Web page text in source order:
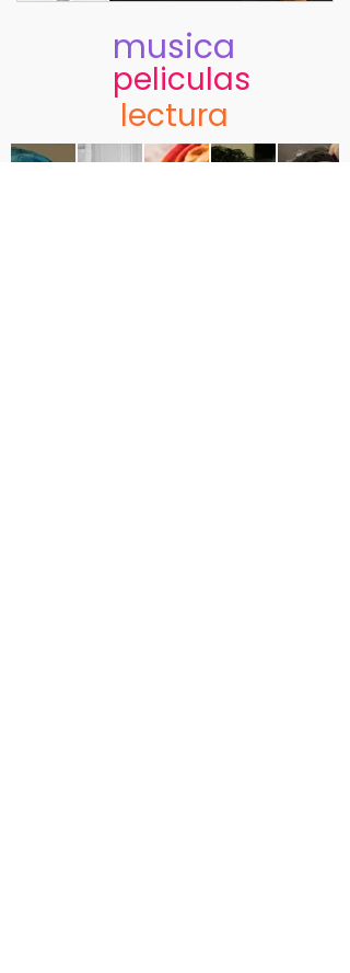
musica
peliculas
lectura